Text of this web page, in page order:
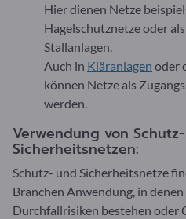
Hier dienen Netze
Hagelschutznetze oder als
Stallanlagen.
Auch in Kläranlagen oder
können Netze als
werden.
Verwendung von
Sicherheitsnetzen:
Schutz- und Sicherheitsnetze
Branchen Anwendung, in
Durchfallrisiken bestehen oder